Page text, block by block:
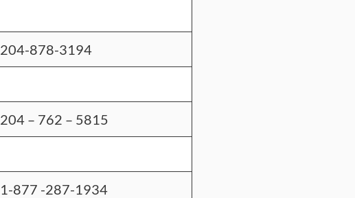
204-878-3194
204 – 762 – 5815
1-877 -287-1934